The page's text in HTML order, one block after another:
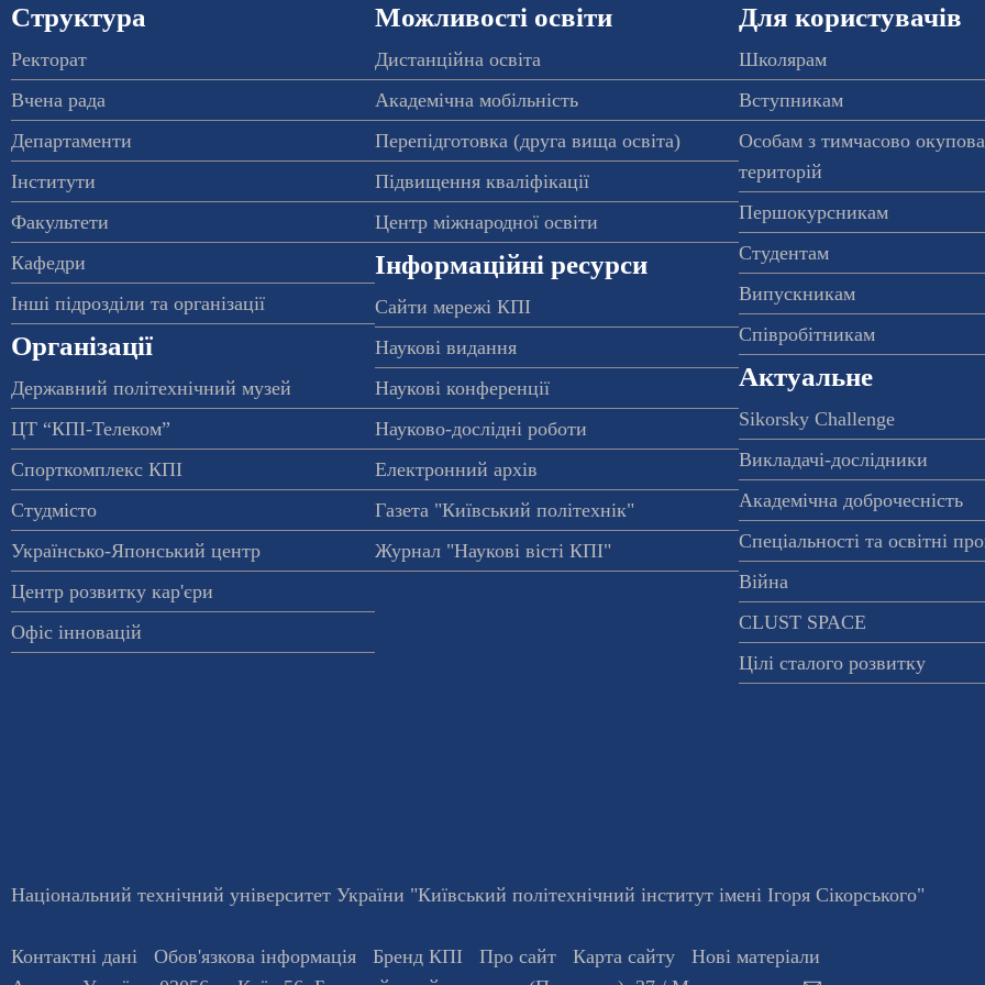
Структура
Ректорат
Вчена рада
Департаменти
Інститути
Факультети
Кафедри
Інші підрозділи та організації
Організації
Державний політехнічний музей
ЦТ “КПІ-Телеком”
Спорткомплекс КПІ
Студмісто
Українсько-Японський центр
Центр розвитку кар'єри
Офіс інновацій
Можливості освіти
Дистанційна освіта
Академічна мобільність
Перепідготовка (друга вища освіта)
Підвищення кваліфікації
Центр міжнародної освіти
Інформаційні ресурси
Сайти мережі КПІ
Наукові видання
Наукові конференції
Науково-дослідні роботи
Електронний архів
Газета "Київський політехнік"
Журнал "Наукові вісті КПІ"
Для користувачів
Школярам
Вступникам
Особам з тимчасово
територій
Першокурсникам
Студентам
Випускникам
Співробітникам
Актуальне
Sikorsky Challenge
Викладачі-дослідники
Академічна доброчесність
Спеціальності та освітні
Війна
CLUST SPACE
Цілі сталого розвитку
Національний технічний університет України "Київський політехнічний інститут імені Ігоря Сікорського"
Контактні дані Обов'язкова інформація Бренд КПІ Про сайт Карта сайту
Нові матеріали